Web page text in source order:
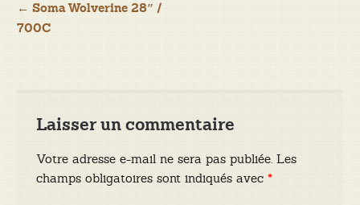
Navigation
← Soma Wolverine 28″ /
700C
Laisser un commentaire
Votre adresse e-mail ne sera pas publiée. Les
champs obligatoires sont indiqués avec*